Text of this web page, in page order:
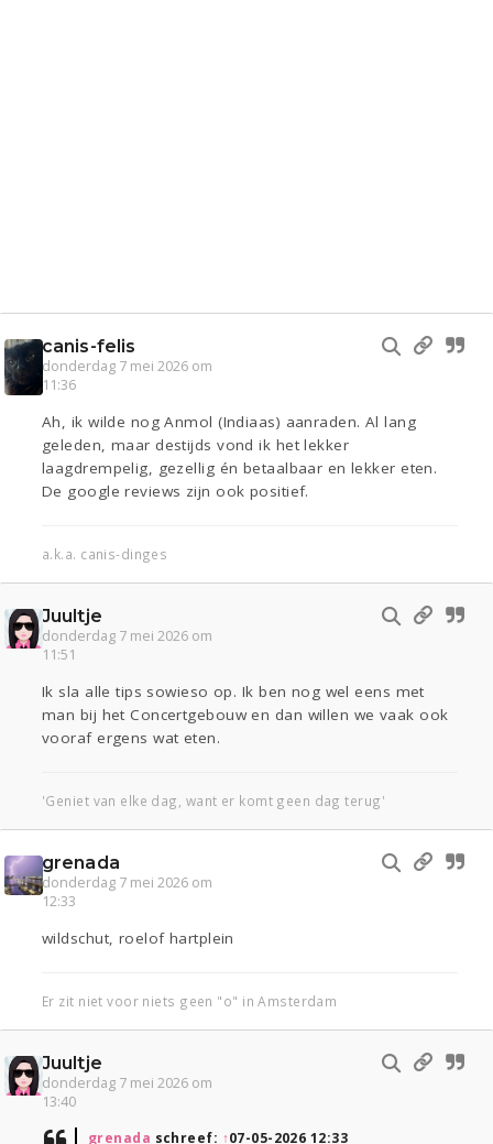
canis-felis
donderdag 7 mei 2026 om
11:36
Ah, ik wilde nog Anmol (Indiaas) aanraden. Al lang
geleden, maar destijds vond ik het lekker
laagdrempelig, gezellig én betaalbaar en lekker eten.
De google reviews zijn ook positief.
a.k.a. canis-dinges
Juultje
donderdag 7 mei 2026 om
11:51
Ik sla alle tips sowieso op. Ik ben nog wel eens met
man bij het Concertgebouw en dan willen we vaak ook
vooraf ergens wat eten.
'Geniet van elke dag, want er komt geen dag terug'
grenada
donderdag 7 mei 2026 om
12:33
wildschut, roelof hartplein
Er zit niet voor niets geen "o" in Amsterdam
Juultje
donderdag 7 mei 2026 om
13:40
grenada schreef: ↑07-05-2026 12:33